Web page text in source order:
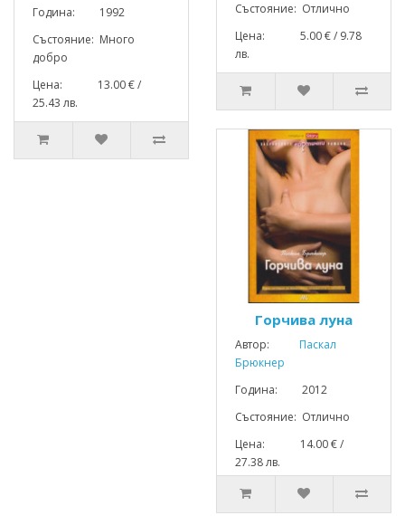
Година: 1992
Състояние: Много
добро
Цена: 13.00 € /
25.43 лв.
Състояние: Отлично
Цена: 5.00 € / 9.78
лв.
Горчива луна
Автор:
Паскал
Брюкнер
Година: 2012
Състояние: Отлично
Цена: 14.00 € /
27.38 лв.